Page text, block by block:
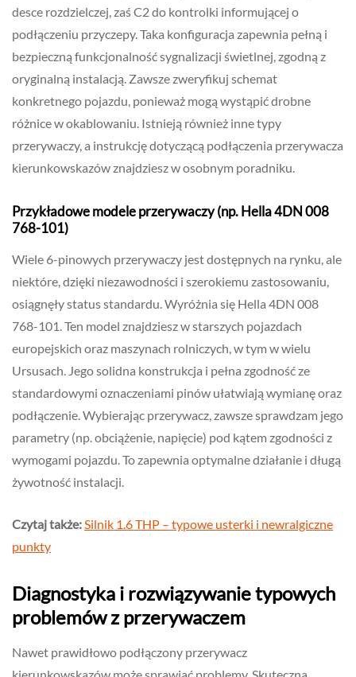
desce rozdzielczej, zaś C2 do kontrolki informującej o
podłączeniu przyczepy. Taka konfiguracja zapewnia pełną i
bezpieczną funkcjonalność sygnalizacji świetlnej, zgodną z
oryginalną instalacją. Zawsze zweryfikuj schemat
konkretnego pojazdu, ponieważ mogą wystąpić drobne
różnice w okablowaniu. Istnieją również inne typy
przerywaczy, a instrukcję dotyczącą podłączenia przerywacza
kierunkowskazów znajdziesz w osobnym poradniku.
Przykładowe modele przerywaczy (np. Hella 4DN 008
768-101)
Wiele 6-pinowych przerywaczy jest dostępnych na rynku, ale
niektóre, dzięki niezawodności i szerokiemu zastosowaniu,
osiągnęły status standardu. Wyróżnia się Hella 4DN 008
768-101. Ten model znajdziesz w starszych pojazdach
europejskich oraz maszynach rolniczych, w tym w wielu
Ursusach. Jego solidna konstrukcja i pełna zgodność ze
standardowymi oznaczeniami pinów ułatwiają wymianę oraz
podłączenie. Wybierając przerywacz, zawsze sprawdzam jego
parametry (np. obciążenie, napięcie) pod kątem zgodności z
wymogami pojazdu. To zapewnia optymalne działanie i długą
żywotność instalacji.
Czytaj także: Silnik 1.6 THP – typowe usterki i newralgiczne
punkty
Diagnostyka i rozwiązywanie typowych
problemów z przerywaczem
Nawet prawidłowo podłączony przerywacz
kierunkowskazów może sprawiać problemy. Skuteczna